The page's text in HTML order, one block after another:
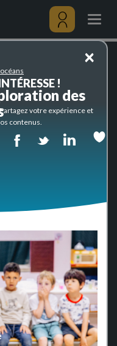
Menu
des
Print Facebook
Twitter
×
!
votre expérience et
contenus.